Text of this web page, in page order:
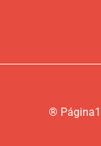
® P